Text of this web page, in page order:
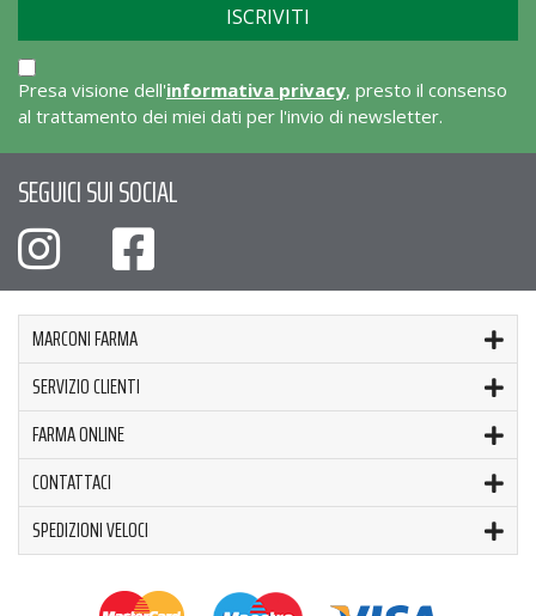
Presa visione dell'informativa privacy, presto il consenso
al trattamento dei miei dati per l'invio di newsletter.
SEGUICI SUI SOCIAL
MARCONI FARMA
SERVIZIO CLIENTI
FARMA ONLINE
CONTATTACI
SPEDIZIONI VELOCI